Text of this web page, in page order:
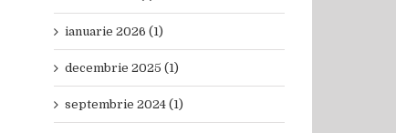
ianuarie 2026 (1)
decembrie 2025 (1)
septembrie 2024 (1)